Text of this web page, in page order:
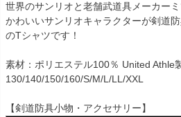
世界のサンリオと老舗武道具メーカー
かわいいサンリオキャラクターが剣道
のTシャツです！
素材：ポリエステル100％ United Athle
130/140/150/160/S/M/L/LL/XXL
【剣道防具小物・アクセサリー】